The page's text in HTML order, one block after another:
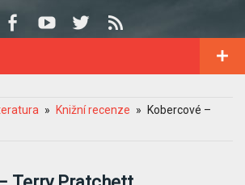
Knižní recenze
Kobercové –